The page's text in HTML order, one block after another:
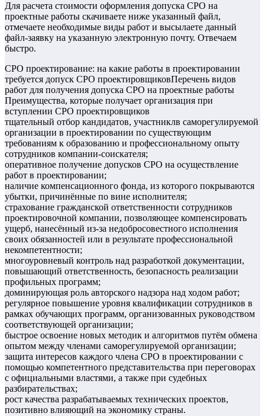
Для расчета стоимости оформления допуска СРО на
проектные работы скачиваете ниже указанный файл,
отмечаете необходимые виды работ и высылаете данный
файл-заявку на указанную электронную почту. Отвечаем
быстро.
СРО проектирование: на какие работы в проектировании
требуется допуск СРО проектировщиковПеречень видов
работ для получения допуска СРО на проектные работы
Преимущества, которые получает организация при
вступлении СРО проектировщиков
тщательный отбор кандидатов, участниклв саморегулируемой
организации в проектировании по существующим
требованиям к образованию и профессиональному опыту
сотрудников компании-соискателя;
оперативное получение допусков СРО на осуществление
работ в проектировании;
наличие компенсационного фонда, из которого покрываются
убытки, причинённые по вине исполнителя;
страхование гражданской ответственности сотрудников
проектировочной компании, позволяющее компенсировать
ущерб, нанесённый из-за недобросовестного исполнения
своих обязанностей или в результате профессиональной
некомпетентности;
многоуровневый контроль над разработкой документации,
повышающий ответственность, безопасность реализации
профильных программ;
доминирующая роль авторского надзора над ходом работ;
регулярное повышение уровня квалификации сотрудников в
рамках обучающих программ, организованных руководством
соответствующей организации;
быстрое освоение новых методик и алгоритмов путём обмена
опытом между членами саморегулируемой организации;
защита интересов каждого члена СРО в проектировании с
помощью компетентного представительства при переговорах
с официальными властями, а также при судебных
разбирательствах;
рост качества разрабатываемых технических проектов,
позитивно влияющий на экономику страны.